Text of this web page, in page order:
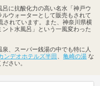
呂に抗酸化力の高い名水「神戸ウ
ウォーターとして販売もされて
されています。また、神奈川県横
ト水風呂」という一風変わった
、スーパー銭湯の中でも特に人
ンデオホテルズ半田 亀崎の湯 な
さい。